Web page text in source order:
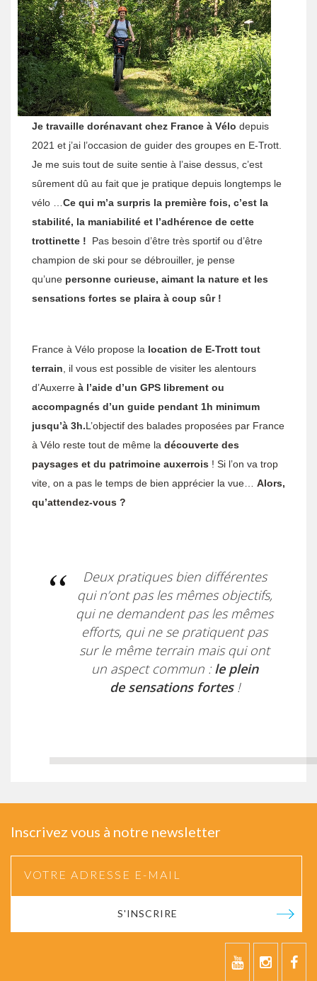
Je travaille dorénavant chez France à Vélo depuis
2021 et j’ai l’occasion de guider des groupes en E-Trott.
Je me suis tout de suite sentie à l’aise dessus, c’est
sûrement dû au fait que je pratique depuis longtemps le
vélo …Ce qui m’a surpris la première fois, c’est la
stabilité, la maniabilité et l’adhérence de cette
trottinette ! Pas besoin d’être très sportif ou d’être
champion de ski pour se débrouiller, je pense
qu’une personne curieuse, aimant la nature et les
sensations fortes se plaira à coup sûr !
France à Vélo propose la location de E-Trott tout
terrain, il vous est possible de visiter les alentours
d’Auxerre à l’aide d’un GPS librement ou
accompagnés d’un guide pendant 1h minimum
jusqu’à 3h.L’objectif des balades proposées par France
à Vélo reste tout de même la découverte des
paysages et du patrimoine auxerrois ! Si l’on va trop
vite, on a pas le temps de bien apprécier la vue… Alors,
qu’attendez-vous ?
Deux pratiques bien différentes
qui n’ont pas les mêmes objectifs,
qui ne demandent pas les mêmes
efforts, qui ne se pratiquent pas
sur le même terrain mais qui ont
un aspect commun : le plein
de sensations fortes!
Inscrivez vous à notre newsletter
S'INSCRIRE